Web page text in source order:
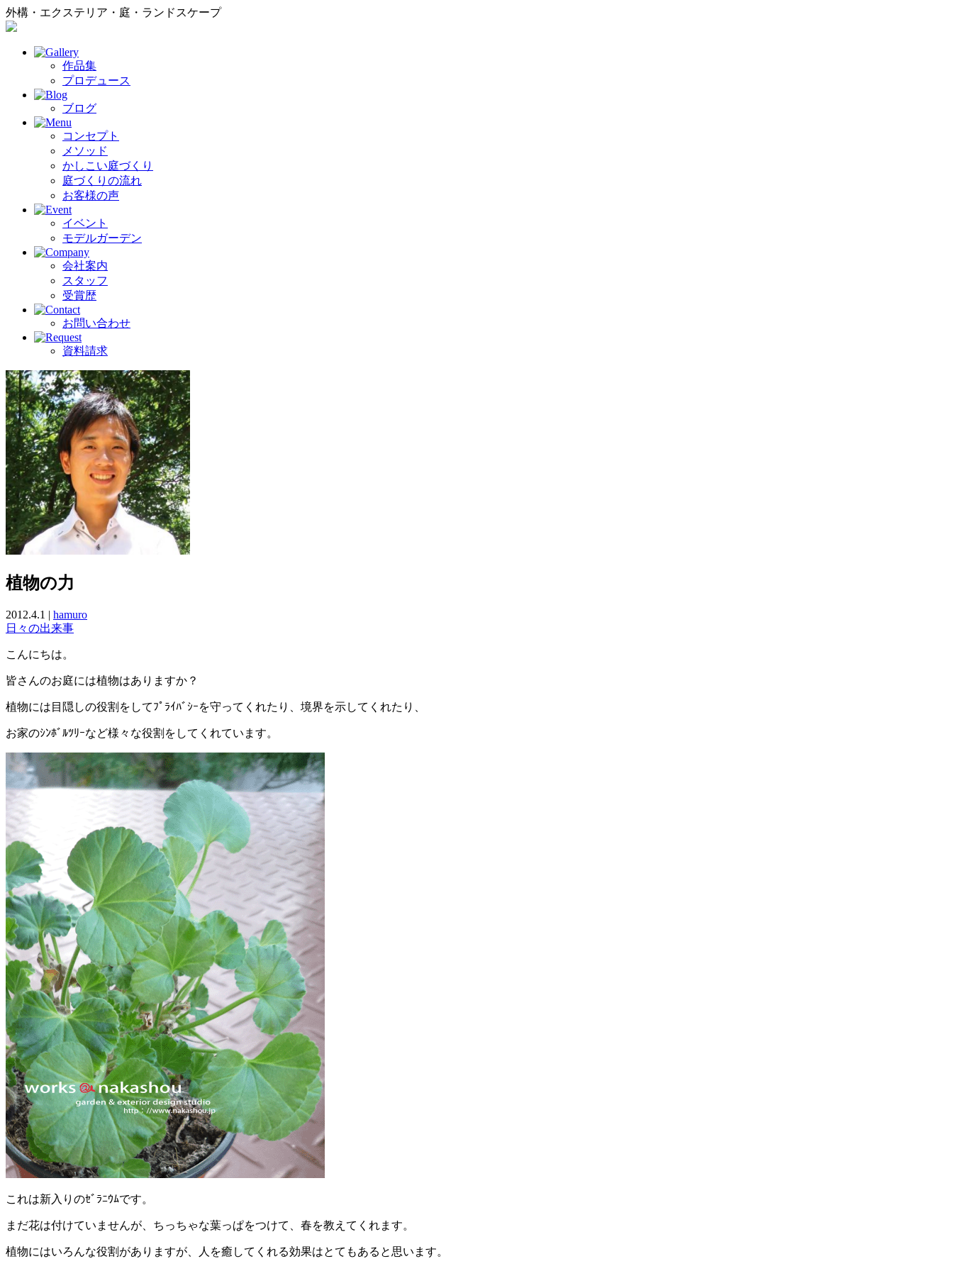
外構・エクステリア・庭・ランドスケープ
作品集
プロデュース
ブログ
コンセプト
メソッド
かしこい庭づくり
庭づくりの流れ
お客様の声
イベント
モデルガーデン
会社案内
スタッフ
受賞歴
お問い合わせ
資料請求
植物の力
2012.4.1 | hamuro
日々の出来事
こんにちは。
皆さんのお庭には植物はありますか？
植物には目隠しの役割をしてﾌﾟﾗｲﾊﾞｼｰを守ってくれたり、境界を示してくれたり、
お家のｼﾝﾎﾞﾙﾂﾘｰなど様々な役割をしてくれています。
これは新入りのｾﾞﾗﾆｳﾑです。
まだ花は付けていませんが、ちっちゃな葉っぱをつけて、春を教えてくれます。
植物にはいろんな役割がありますが、人を癒してくれる効果はとてもあると思います。